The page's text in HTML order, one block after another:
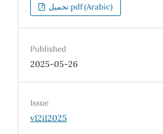
تحميل pdf (Arabic)
Published
2025-05-26
Issue
v12i12025